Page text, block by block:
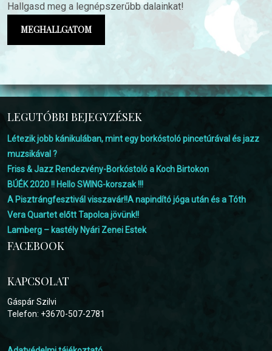
Hallgasd meg a legnépszerűbb dalainkat!
MEGHALLGATOM
LEGUTÓBBI BEJEGYZÉSEK
Létezik jobb kánikulában, mint egy borkóstoló pincetúrával és jazz
muzsikával ?
Friss & Jazz Rendezvény-Borkóstoló a Koch Birtokon
BÚÉK 2020 !! Hello SWING-korszak !!!
A Pisztrángfesztivál visszavár!!A napindító jóga után és a Tóth
Vera Quartet előtt Tapolca jövünk!!
Lamberg – kastély Nyári Zenei Estek
FACEBOOK
KAPCSOLAT
Gáspár Szilvi
Telefon: +3670-507-2781